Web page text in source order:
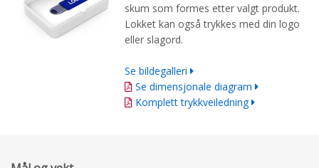
skum som formes etter valgt produkt.
Lokket kan også trykkes med din logo
eller slagord.
Se bildegalleri
Se dimensjonale diagram
Komplett trykkveiledning